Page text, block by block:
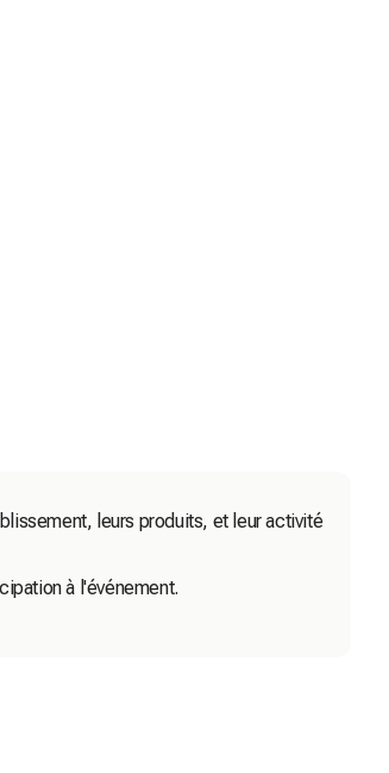
leurs produits, et leur activité
à l'événement.